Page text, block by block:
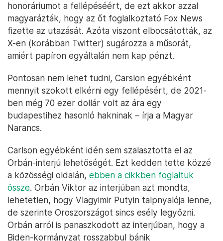
honoráriumot a fellépéséért, de ezt akkor azzal
magyarázták, hogy az őt foglalkoztató Fox News
fizette az utazását. Azóta viszont elbocsátották, az
X-en (korábban Twitter) sugározza a műsorát,
amiért papíron egyáltalán nem kap pénzt.
Pontosan nem lehet tudni, Carslon egyébként
mennyit szokott elkérni egy fellépésért, de 2021-
ben még 70 ezer dollár volt az ára egy
budapestihez hasonló hakninak – írja a Magyar
Narancs.
Carlson egyébként idén sem szalasztotta el az
Orbán-interjú lehetőségét. Ezt kedden tette közzé
a közösségi oldalán, ebben a cikkben foglaltuk
össze. Orbán Viktor az interjúban azt mondta,
lehetetlen, hogy Vlagyimir Putyin talpnyalója lenne,
de szerinte Oroszországot sincs esély legyőzni.
Orbán arról is panaszkodott az interjúban, hogy a
Biden-kormányzat rosszabbul bánik